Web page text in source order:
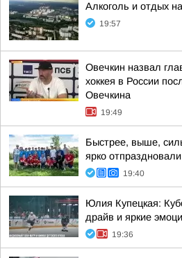
Алкоголь и отдых
19:57
Овечкин назвал
хоккея в России
Овечкина
19:49
Быстрее, выше,
ярко
19:40
Юлия Купецкая:
драйв и яркие
19:36